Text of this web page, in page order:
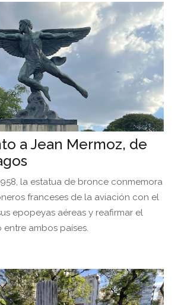
a Jean Mermoz, de
la estatua de bronce conmemora
franceses de la aviación con el
epopeyas aéreas y reafirmar el
ambos países.